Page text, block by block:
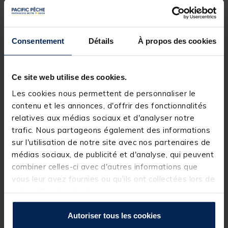
Consentement Détails À propos des cookies
Ce site web utilise des cookies.
Les cookies nous permettent de personnaliser le
contenu et les annonces, d'offrir des fonctionnalités
relatives aux médias sociaux et d'analyser notre
trafic. Nous partageons également des informations
sur l'utilisation de notre site avec nos partenaires de
médias sociaux, de publicité et d'analyse, qui peuvent
combiner celles-ci avec d'autres informations que
vous leur avez fournies ou qu'ils ont collectées lors de
Autoriser tous les cookies
excellente réserve de puissance tout en conservant
une bonne sensibilité, idéale pour les pêches en
étang, canaux ou petites rivières. Associée au
, cet ensemble permet d’obtenir
un compromis optimal entre
distance de lancer,
précision et contrôle lors des combats.
idéale pour les pêcheurs débutants comme
confirmés recherchant un matériel
simple, robuste
et performant.
Détails
• Dimensions :
Longueur 10’ (3,00 m) – Puissance 3
lb
• Ensemblecanne + moulinet prêt à l’emploi
• CanneScorpium X polyvalente et performante
• Puissance 3 lbadaptée à de nombreuses
• Longueur10 piedsidéale pour pêches
X7004 FDfiable et fluide